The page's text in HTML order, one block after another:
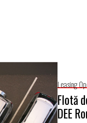
Leasing
Flotă
DEE